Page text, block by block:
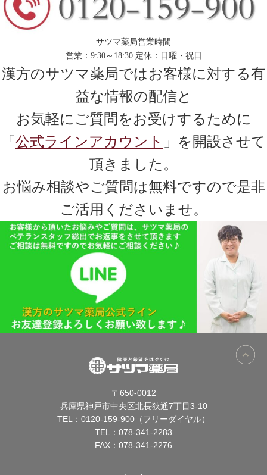
サツマ薬局営業時間
営業：9:30～18:30 定休：日曜・祝日
漢方のサツマ薬局ではお客様に対する有
益な情報の配信と
お気軽にご質問をお受けするために
「 公式ラインアカウント 」を開設させて
頂きました。
お悩み相談やご質問は無料ですので是非
ご活用くださいませ。
〒650-0012
兵庫県神戸市中央区北長狭通7丁目3-10
TEL： 0120-159-900（フリーダイヤル）
TEL： 078-341-2283
FAX：078-341-2276